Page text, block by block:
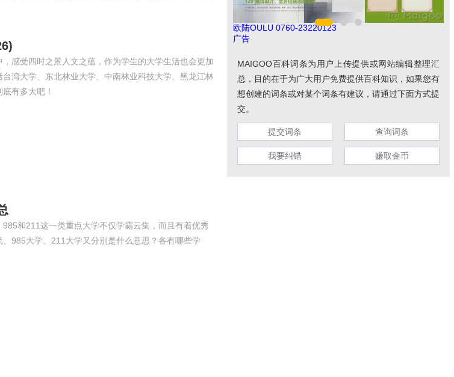
感受四时之景人文之蕴，作为学生的大学生活也会更加
湾大学、东北林业大学、中南林业科技大学、黑龙江林
有多大吧！
和211这一类重点大学不仅学霸云集，而且有着优秀
985大学、211大学又分别是什么意思？各有哪些学
欧陆OULU 0760-23220123
广告
MAIGOO百科词条为用户上传提供或网站编辑整理汇
总，目的在于为广大用户免费提供百科知识，如果您有
想创建的词条或对某个词条有建议，请通过下面方式提
交。
提交词条 查询词条
我要纠错 赚取金币